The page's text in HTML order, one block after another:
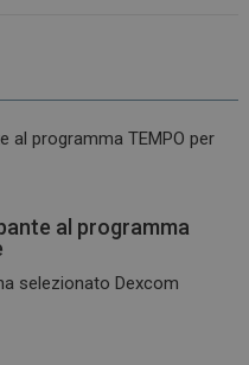
al programma
selezionato Dexcom